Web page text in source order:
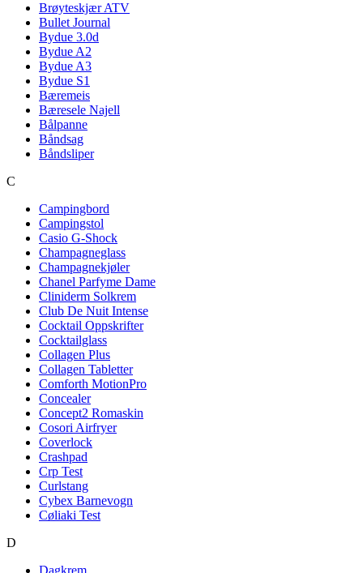
Brøyteskjær ATV
Bullet Journal
Bydue 3.0d
Bydue A2
Bydue A3
Bydue S1
Bæremeis
Bæresele Najell
Bålpanne
Båndsag
Båndsliper
C
Campingbord
Campingstol
Casio G-Shock
Champagneglass
Champagnekjøler
Chanel Parfyme Dame
Cliniderm Solkrem
Club De Nuit Intense
Cocktail Oppskrifter
Cocktailglass
Collagen Plus
Collagen Tabletter
Comforth MotionPro
Concealer
Concept2 Romaskin
Cosori Airfryer
Coverlock
Crashpad
Crp Test
Curlstang
Cybex Barnevogn
Cøliaki Test
D
Dagkrem